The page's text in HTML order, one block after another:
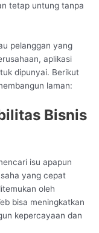
tetap untung tanpa
pelanggan yang
aplikasi
dipunyai. Berikut
laman:
Bisnis
isu apapun
yang cepat
oleh
bisa meningkatkan
kepercayaan dan